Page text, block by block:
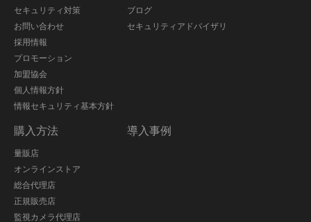
セキュリティ対策
お問い合わせ
採用情報
プロモーション
加盟協会
個人情報方針
情報セキュリティ基本方針
ブログ
セキュリティアドバイザリ
購入方法
量販店
オンラインストア
総合代理店
正規販売店
監視カメラ代理店
導入事例